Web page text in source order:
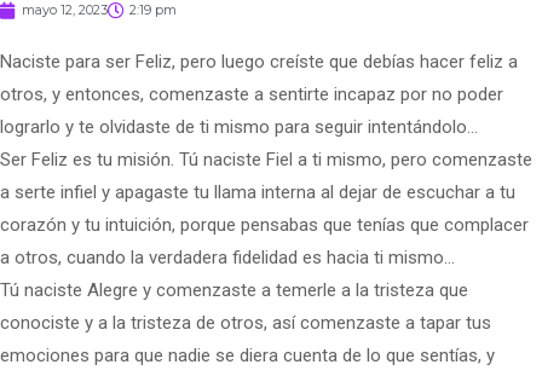
mayo 12, 2023 2:19 pm
Naciste para ser Feliz, pero luego creíste que debías hacer feliz a
otros, y entonces, comenzaste a sentirte incapaz por no poder
lograrlo y te olvidaste de ti mismo para seguir intentándolo…
Ser Feliz es tu misión. Tú naciste Fiel a ti mismo, pero comenzaste
a serte infiel y apagaste tu llama interna al dejar de escuchar a tu
corazón y tu intuición, porque pensabas que tenías que complacer
a otros, cuando la verdadera fidelidad es hacia ti mismo…
Tú naciste Alegre y comenzaste a temerle a la tristeza que
conociste y a la tristeza de otros, así comenzaste a tapar tus
emociones para que nadie se diera cuenta de lo que sentías, y